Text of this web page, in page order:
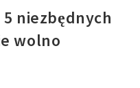
niezbędnych
wolno